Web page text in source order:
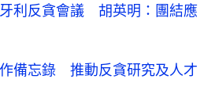
利反貪會議 胡英明：團結應
備忘錄 推動反貪研究及人才